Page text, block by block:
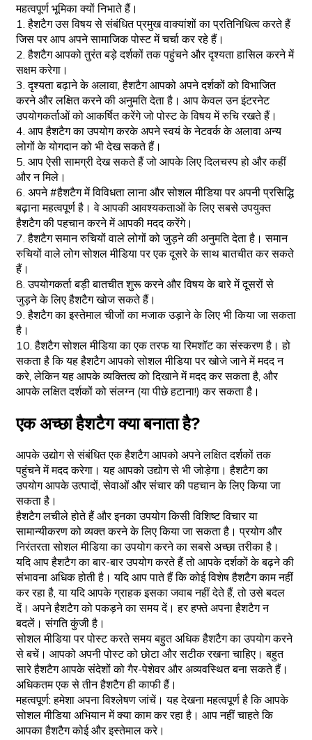
महत्वपूर्ण भूमिका क्यों निभाते हैं।
1. हैशटैग उस विषय से संबंधित प्रमुख वाक्यांशों का प्रतिनिधित्व करते हैं
जिस पर आप अपने सामाजिक पोस्ट में चर्चा कर रहे हैं।
2. हैशटैग आपको तुरंत बड़े दर्शकों तक पहुंचने और दृश्यता हासिल करने में
सक्षम करेगा।
3. दृश्यता बढ़ाने के अलावा, हैशटैग आपको अपने दर्शकों को विभाजित
करने और लक्षित करने की अनुमति देता है। आप केवल उन इंटरनेट
उपयोगकर्ताओं को आकर्षित करेंगे जो पोस्ट के विषय में रुचि रखते हैं।
4. आप हैशटैग का उपयोग करके अपने स्वयं के नेटवर्क के अलावा अन्य
लोगों के योगदान को भी देख सकते हैं।
5. आप ऐसी सामग्री देख सकते हैं जो आपके लिए दिलचस्प हो और कहीं
और न मिले।
6. अपने #हैशटैग में विविधता लाना और सोशल मीडिया पर अपनी प्रसिद्धि
बढ़ाना महत्वपूर्ण है। वे आपकी आवश्यकताओं के लिए सबसे उपयुक्त
हैशटैग की पहचान करने में आपकी मदद करेंगे।
7. हैशटैग समान रुचियों वाले लोगों को जुड़ने की अनुमति देता है। समान
रुचियों वाले लोग सोशल मीडिया पर एक दूसरे के साथ बातचीत कर सकते
हैं।
8. उपयोगकर्ता बड़ी बातचीत शुरू करने और विषय के बारे में दूसरों से
जुड़ने के लिए हैशटैग खोज सकते हैं।
9. हैशटैग का इस्तेमाल चीजों का मजाक उड़ाने के लिए भी किया जा सकता
है।
10. हैशटैग सोशल मीडिया का एक तरफ या रिमशॉट का संस्करण है। हो
सकता है कि यह हैशटैग आपको सोशल मीडिया पर खोजे जाने में मदद न
करे, लेकिन यह आपके व्यक्तित्व को दिखाने में मदद कर सकता है, और
आपके लक्षित दर्शकों को संलग्न (या पीछे हटाना!) कर सकता है।
एक अच्छा हैशटैग क्या बनाता है?
आपके उद्योग से संबंधित एक हैशटैग आपको अपने लक्षित दर्शकों तक
पहुंचने में मदद करेगा। यह आपको उद्योग से भी जोड़ेगा। हैशटैग का
उपयोग आपके उत्पादों, सेवाओं और संचार की पहचान के लिए किया जा
सकता है।
हैशटैग लचीले होते हैं और इनका उपयोग किसी विशिष्ट विचार या
सामान्यीकरण को व्यक्त करने के लिए किया जा सकता है। प्रयोग और
निरंतरता सोशल मीडिया का उपयोग करने का सबसे अच्छा तरीका है।
यदि आप हैशटैग का बार-बार उपयोग करते हैं तो आपके दर्शकों के बढ़ने की
संभावना अधिक होती है। यदि आप पाते हैं कि कोई विशेष हैशटैग काम नहीं
कर रहा है, या यदि आपके ग्राहक इसका जवाब नहीं देते हैं, तो उसे बदल
दें। अपने हैशटैग को पकड़ने का समय दें। हर हफ्ते अपना हैशटैग न
बदलें। संगति कुंजी है।
सोशल मीडिया पर पोस्ट करते समय बहुत अधिक हैशटैग का उपयोग करने
से बचें। आपको अपनी पोस्ट को छोटा और सटीक रखना चाहिए। बहुत
सारे हैशटैग आपके संदेशों को गैर-पेशेवर और अव्यवस्थित बना सकते हैं।
अधिकतम एक से तीन हैशटैग ही काफी हैं।
महत्वपूर्ण: हमेशा अपना विश्लेषण जांचें। यह देखना महत्वपूर्ण है कि आपके
सोशल मीडिया अभियान में क्या काम कर रहा है। आप नहीं चाहते कि
आपका हैशटैग कोई और इस्तेमाल करे।